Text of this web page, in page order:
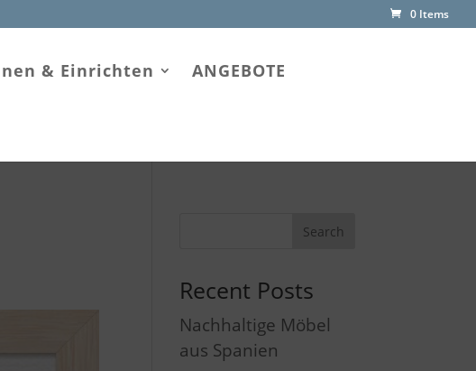
0 Items
& Einrichten ANGEBOTE
Recent Posts
Nachhaltige Möbel
aus Spanien